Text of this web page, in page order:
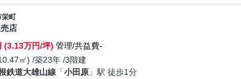
栄町
店
(3.13万円/坪) 管理/共益費-
㎡) /築23年 /3階建
鉄道大雄山線 「小田原 」駅 徒歩1分